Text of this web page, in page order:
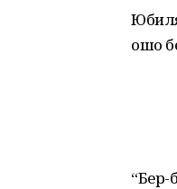
ошо
“Бер-